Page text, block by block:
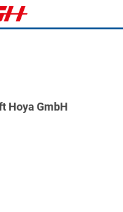
Hoya GmbH